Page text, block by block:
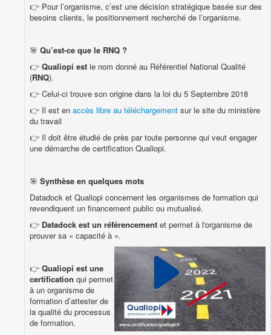
👉 Pour l’organisme, c’est une décision stratégique basée sur des
besoins clients, le positionnement recherché de l’organisme.
🎯 Qu’est-ce que le RNQ ?
👉 Qualiopi est le nom donné au Référentiel National Qualité
(RNQ).
👉 Celui-ci trouve son origine dans la loi du 5 Septembre 2018
👉 Il est en accès libre au téléchargement sur le site du ministère
du travail
👉 Il doit être étudié de près par toute personne qui veut engager
une démarche de certification Qualiopi.
🎯 Synthèse en quelques mots
Datadock et Qualiopi concernent les organismes de formation qui
revendiquent un financement public ou mutualisé.
👉 Datadock est un référencement et permet à l'organisme de
prouver sa « capacité à ».
👉 Qualiopi est une
certification qui permet
à un organisme de
formation d’attester de
la qualité du processus
de formation.